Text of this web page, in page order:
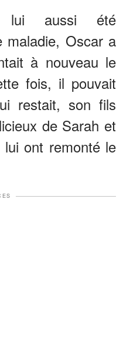
lui aussi été
maladie, Oscar a
à nouveau le
fois, il pouvait
restait, son fils
de Sarah et
ont remonté le